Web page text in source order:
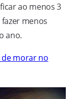
ao menos 3
menos
ano.
de morar no